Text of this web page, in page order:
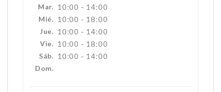
Mar. 10:00 - 14:00
Mié. 10:00 - 18:00
Jue. 10:00 - 14:00
Vie. 10:00 - 18:00
Sáb. 10:00 - 14:00
Dom.